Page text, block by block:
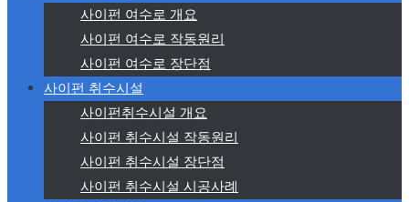
사이펀 여수로 개요
사이펀 여수로 작동원리
사이펀 여수로 장단점
사이펀 취수시설
사이펀취수시설 개요
사이펀 취수시설 작동원리
사이펀 취수시설 장단점
사이펀 취수시설 시공사례